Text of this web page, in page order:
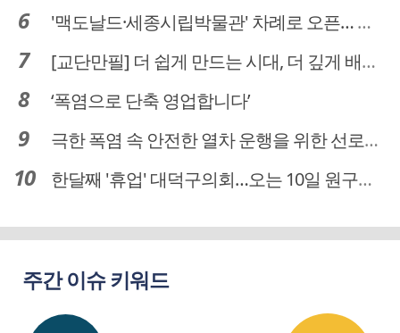
'맥도날드·세종시립박물관' 차례로 오픈… 고운동 정주여건 좋아진다
[교단만필] 더 쉽게 만드는 시대, 더 깊게 배우는 교육
‘폭염으로 단축 영업합니다’
극한 폭염 속 안전한 열차 운행을 위한 선로관리
한달째 '휴업' 대덕구의회…오는 10일 원구성 다시 돌입
주간 이슈 키워드